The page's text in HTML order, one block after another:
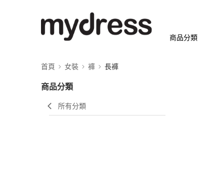
商品分類
首頁 女裝 褲 長褲
商品分類
所有分類